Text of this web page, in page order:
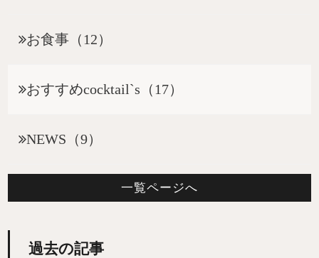
お食事（12）
おすすめcocktail`s（17）
NEWS（9）
一覧ページへ
過去の記事